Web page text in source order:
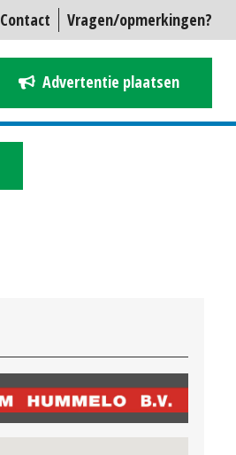
Contact Vragen/opmerkingen?
Advertentie plaatsen